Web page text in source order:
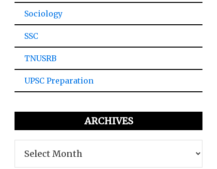
Sociology
SSC
TNUSRB
UPSC Preparation
ARCHIVES